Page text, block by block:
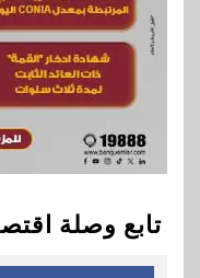
تابع وصلة